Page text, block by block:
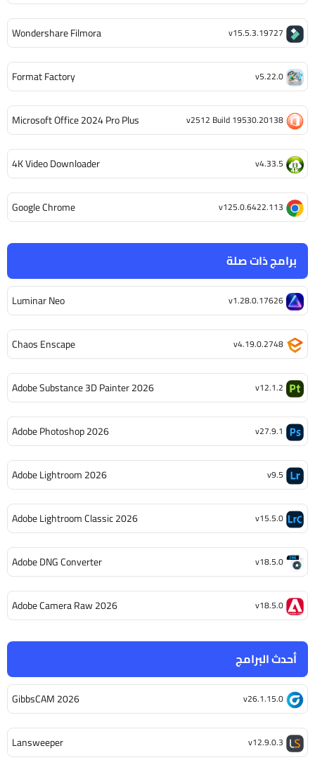
أحدث البرامج
GibbsCAM 2026 v26.1.15.0
Lansweeper v12.9.0.3
برامج ذات صلة
Luminar Neo v1.28.0.17626
Chaos Enscape v4.19.0.2748
Adobe Substance 3D Painter 2026 v12.1.2
Adobe Photoshop 2026 v27.9.1
Adobe Lightroom 2026 v9.5
Adobe Lightroom Classic 2026 v15.5.0
Adobe DNG Converter v18.5.0
Adobe Camera Raw 2026 v18.5.0
Wondershare Filmora v15.5.3.19727
Format Factory v5.22.0
Microsoft Office 2024 Pro Plus v2512 Build 19530.20138
4K Video Downloader v4.33.5
Google Chrome v125.0.6422.113